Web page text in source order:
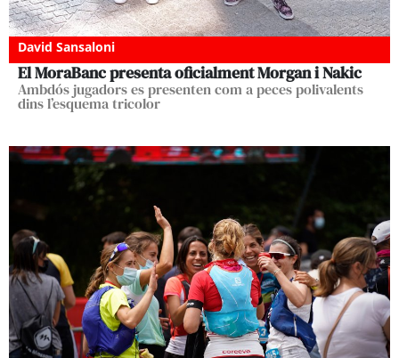
David Sansaloni
El MoraBanc presenta oficialment Morgan i Nakic
Ambdós jugadors es presenten com a peces polivalents
dins l’esquema tricolor